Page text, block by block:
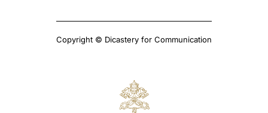
Copyright © Dicastery for Communication